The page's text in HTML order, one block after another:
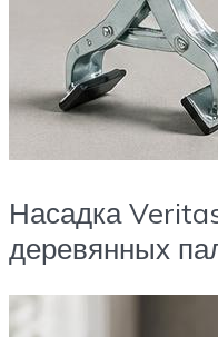
Насадка
деревянных